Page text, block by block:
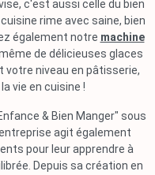
c'est aussi celle du bien
rime avec saine, bien
également notre machine
de délicieuses glaces
votre niveau en pâtisserie,
vie en cuisine !
& Bien Manger" sous
agit également
pour leur apprendre à
Depuis sa création en